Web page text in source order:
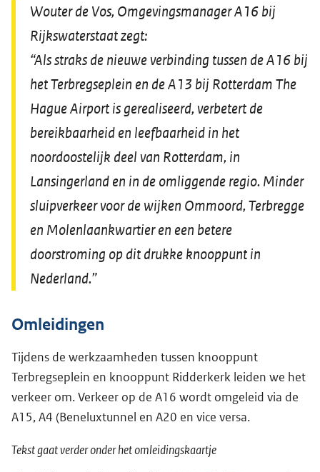
Wouter de Vos, Omgevingsmanager A16 bij
Rijkswaterstaat zegt:
“Als straks de nieuwe verbinding tussen de A16 bij
het Terbregseplein en de A13 bij Rotterdam The
Hague Airport is gerealiseerd, verbetert de
bereikbaarheid en leefbaarheid in het
noordoostelijk deel van Rotterdam, in
Lansingerland en in de omliggende regio. Minder
sluipverkeer voor de wijken Ommoord, Terbregge
en Molenlaankwartier en een betere
doorstroming op dit drukke knooppunt in
Nederland.”
Omleidingen
Tijdens de werkzaamheden tussen knooppunt
Terbregseplein en knooppunt Ridderkerk leiden we het
verkeer om. Verkeer op de A16 wordt omgeleid via de
A15, A4 (Beneluxtunnel en A20 en vice versa.
Tekst gaat verder onder het omleidingskaartje